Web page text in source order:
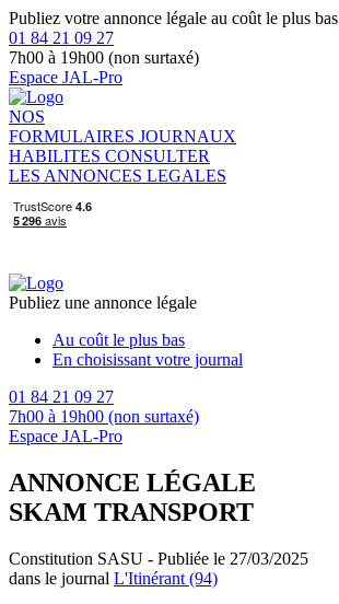
Publiez votre annonce légale au coût le plus bas
01 84 21 09 27
7h00 à 19h00 (non surtaxé)
Espace JAL-Pro
NOS
FORMULAIRES JOURNAUX
HABILITES CONSULTER
LES ANNONCES LEGALES
Publiez une annonce légale
Au coût le plus bas
En choisissant votre journal
01 84 21 09 27
7h00 à 19h00 (non surtaxé)
Espace JAL-Pro
ANNONCE LÉGALE
SKAM TRANSPORT
Constitution SASU - Publiée le 27/03/2025
dans le journal L'Itinérant (94)